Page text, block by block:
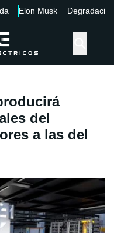
Elon Musk Degradación
del
a las del